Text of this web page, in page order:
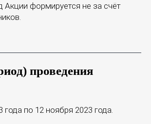
формируется не за счёт
проведения
года по 12 ноября 2023 года.